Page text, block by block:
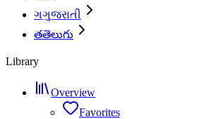
ગગુજરાતી
తతెలుగు
Library
Overview
Favorites